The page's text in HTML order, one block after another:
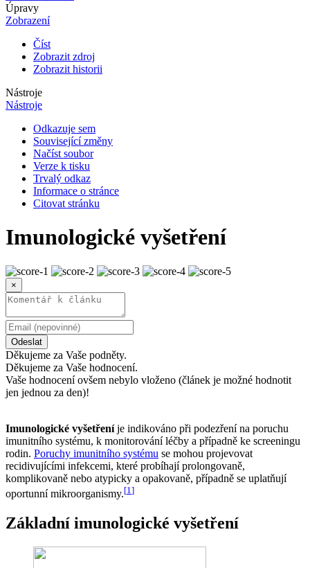
Úpravy
Zobrazení
Číst
Zobrazit zdroj
Zobrazit historii
Nástroje
Nástroje
Odkazuje sem
Související změny
Načíst soubor
Verze k tisku
Trvalý odkaz
Informace o stránce
Citovat stránku
Imunologické vyšetření
×
Odeslat
Děkujeme za Vaše podněty.
Děkujeme za Vaše hodnocení.
Vaše hodnocení ovšem nebylo vloženo (článek je možné hodnotit
jen jednou za den)!
Imunologické vyšetřeníje indikováno při podezření na poruchu
imunitního systému, k monitorování léčby a případně ke screeningu
rodin. Poruchy imunitního systému se mohou projevovat
recidivujícími infekcemi, které probíhají prolongovaně,
komplikovaně nebo atypicky a opakovaně, případně se uplatňují
oportunní mikroorganismy.[1 ]
Základní imunologické vyšetření